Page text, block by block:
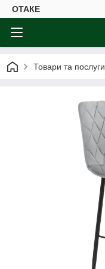
ОТАКЕ
Товари та послуги